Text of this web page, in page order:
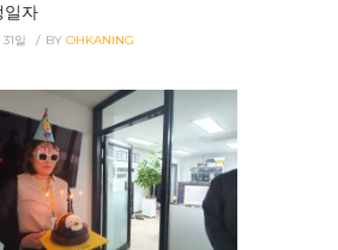
일자
일 BY OHKANING